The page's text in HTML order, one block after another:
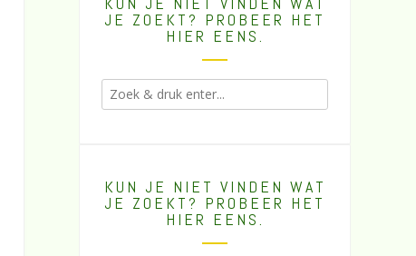
JE ZOEKT? PROBEER HET
HIER EENS.
KUN JE NIET VINDEN WAT
JE ZOEKT? PROBEER HET
HIER EENS.